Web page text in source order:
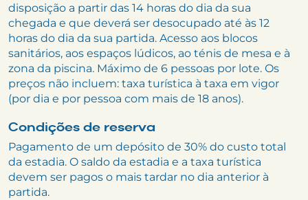
disposição a partir das 14 horas do dia da sua
chegada e que deverá ser desocupado até às 12
horas do dia da sua partida. Acesso aos blocos
sanitários, aos espaços lúdicos, ao ténis de mesa e à
zona da piscina. Máximo de 6 pessoas por lote. Os
preços não incluem: taxa turística à taxa em vigor
(por dia e por pessoa com mais de 18 anos).
Condições de reserva
Pagamento de um depósito de 30% do custo total
da estadia. O saldo da estadia e a taxa turística
devem ser pagos o mais tardar no dia anterior à
partida.